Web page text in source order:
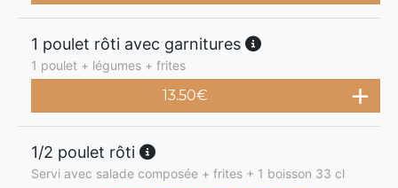
1 poulet rôti avec garnitures
1 poulet + légumes + frites
13.50€
1/2 poulet rôti
Servi avec salade composée + frites + 1 boisson 33 cl